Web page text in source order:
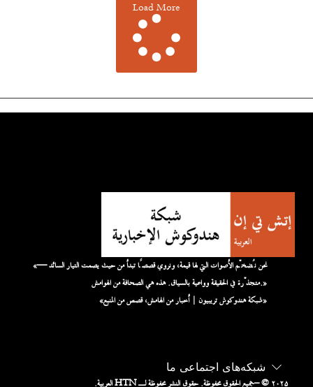
Load More
شبکه‌های اجتماعی ما
– © ۲۰۲۵جميع الحقوق محفوظة. حقوق النشر محفوظة لـ HTN العربية.
«نحن نُضخّم الأصوات التي لها قيمة، ونروي قصصًا تبدأ من حيث يصمت التيار السائد —
متجذّرة في الحقيقة وواعية بالسياق. هذه هي الصحافة من الهوامش.»
«شبكة هندوكوش تريبيون | أخبار من الهامش، قصص من المنبع»